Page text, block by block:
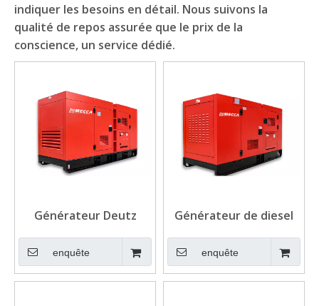
indiquer les besoins en détail. Nous suivons la
qualité de repos assurée que le prix de la
conscience, un service dédié.
Générateur Deutz
silencieux de 30kva de
longue date pour les
télécommunications
enquête
Générateur de diesel
Deutz continu 25kva
pour
télécommunications
enquête